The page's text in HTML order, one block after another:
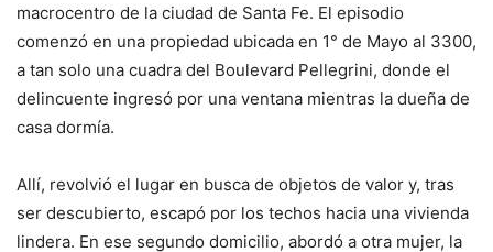
macrocentro de la ciudad de Santa Fe. El episodio
comenzó en una propiedad ubicada en 1° de Mayo al 3300,
a tan solo una cuadra del Boulevard Pellegrini, donde el
delincuente ingresó por una ventana mientras la dueña de
casa dormía.
Allí, revolvió el lugar en busca de objetos de valor y, tras
ser descubierto, escapó por los techos hacia una vivienda
lindera. En ese segundo domicilio, abordó a otra mujer, la